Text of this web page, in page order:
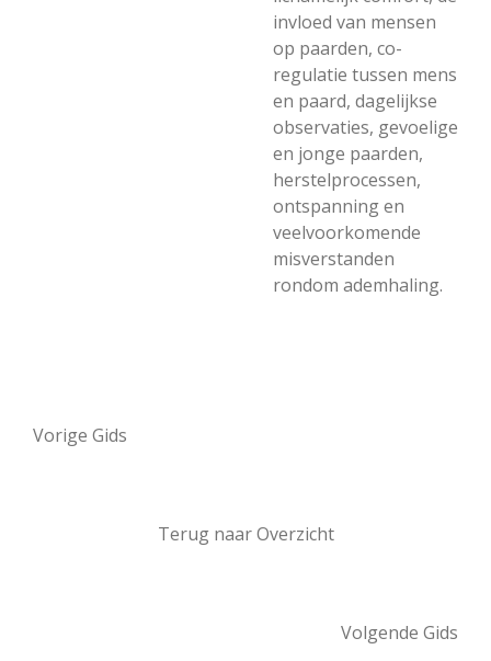
invloed van mensen
op paarden, co-
regulatie tussen mens
en paard, dagelijkse
observaties, gevoelige
en jonge paarden,
herstelprocessen,
ontspanning en
veelvoorkomende
misverstanden
rondom ademhaling.
Vorige Gids
Terug naar Overzicht
Volgende Gids